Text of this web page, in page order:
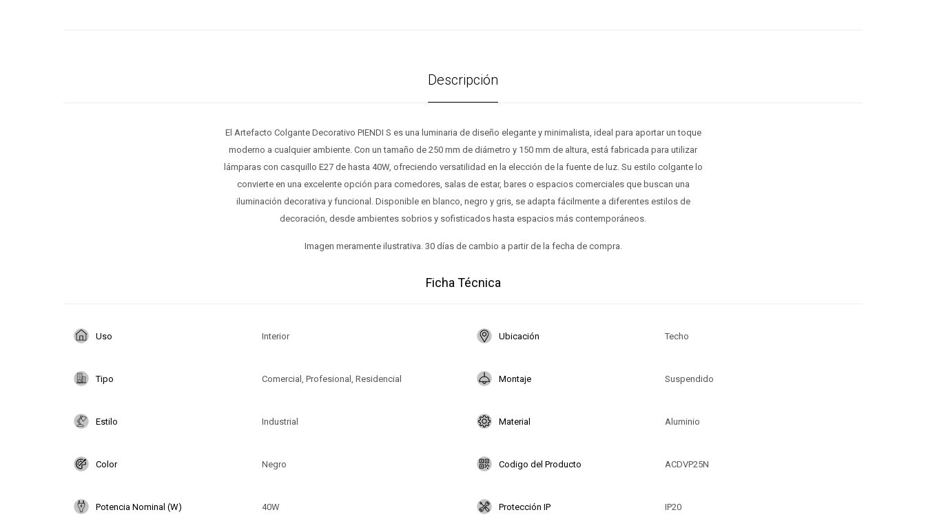
Descripción
El Artefacto Colgante Decorativo PIENDI S es una luminaria de diseño elegante y minimalista, ideal para aportar un toque
moderno a cualquier ambiente. Con un tamaño de 250 mm de diámetro y 150 mm de altura, está fabricada para utilizar
lámparas con casquillo E27 de hasta 40W, ofreciendo versatilidad en la elección de la fuente de luz. Su estilo colgante lo
convierte en una excelente opción para comedores, salas de estar, bares o espacios comerciales que buscan una
iluminación decorativa y funcional. Disponible en blanco, negro y gris, se adapta fácilmente a diferentes estilos de
decoración, desde ambientes sobrios y sofisticados hasta espacios más contemporáneos.
Imagen meramente ilustrativa. 30 días de cambio a partir de la fecha de compra.
Ficha Técnica
Uso Interior Ubicación Techo
Tipo Comercial, Profesional, Residencial Montaje Suspendido
Estilo Industrial Material Aluminio
Color Negro Codigo del Producto ACDVP25N
Potencia Nominal (W) 40W Protección IP IP20